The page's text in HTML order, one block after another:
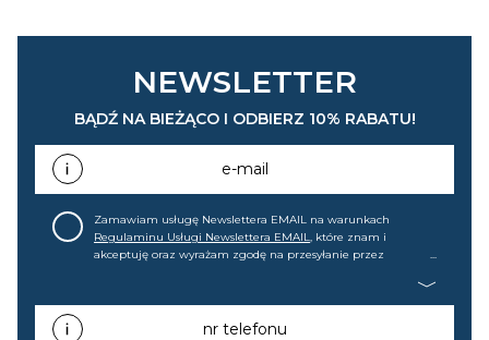
NEWSLETTER
BĄDŹ NA BIEŻĄCO I ODBIERZ 10% RABATU!
e-mail
Zamawiam usługę Newslettera EMAIL na warunkach
Regulaminu Usługi Newslettera EMAIL, które znam i
akceptuję oraz wyrażam zgodę na przesyłanie przez
promocjach, wyprzedażach). Wiem, że mogę tę zgodę w
każdej chwili cofnąć.nr telefonu